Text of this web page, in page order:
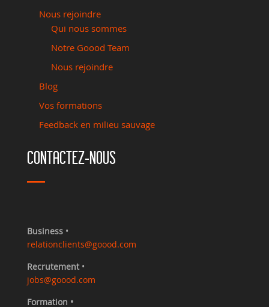
Nous rejoindre
Qui nous sommes
Notre Goood Team
Nous rejoindre
Blog
Vos formations
Feedback en milieu sauvage
CONTACTEZ-NOUS
Business •
relationclients@goood.com
Recrutement •
jobs@goood.com
Formation •